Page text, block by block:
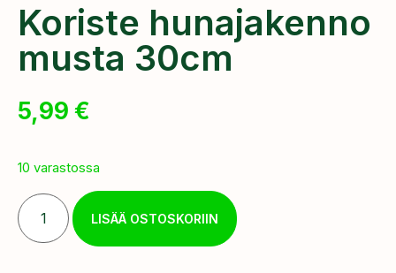
​Koriste hunajakenno
musta 30cm
5,99 €
10 varastossa
LISÄÄ OSTOSKORIIN